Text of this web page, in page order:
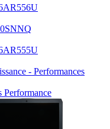
Performance